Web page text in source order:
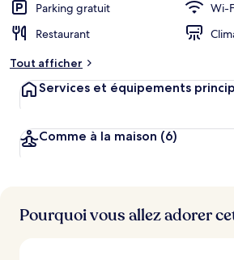
Parking gratuit
Wi-
Restaurant
Tout afficher
Services et équipements
Comme à la maison (6)
Pourquoi vous allez adorer